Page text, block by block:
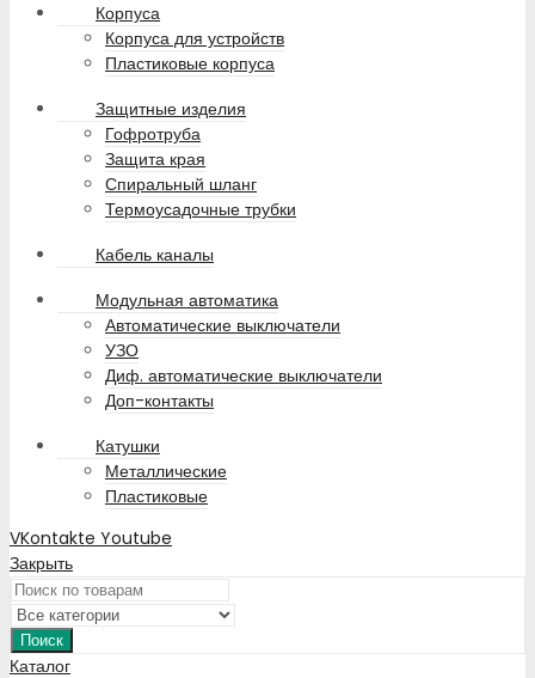
Корпуса
Корпуса для устройств
Пластиковые корпуса
Защитные изделия
Гофротруба
Защита края
Спиральный шланг
Термоусадочные трубки
Кабель каналы
Модульная автоматика
Автоматические выключатели
УЗО
Диф. автоматические выключатели
Доп-контакты
Катушки
Металлические
Пластиковые
VKontakte Youtube
Закрыть
Поиск
Каталог